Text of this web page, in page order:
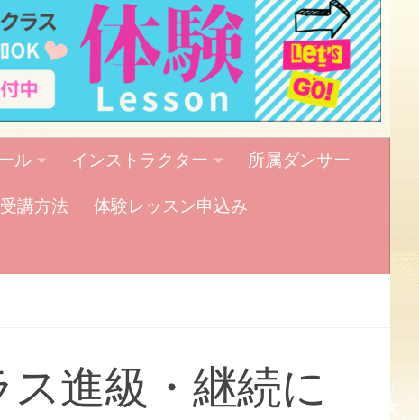
ル インストラクター 所属ダンサー
講方法 体験レッスン申込み
ス進級・継続に